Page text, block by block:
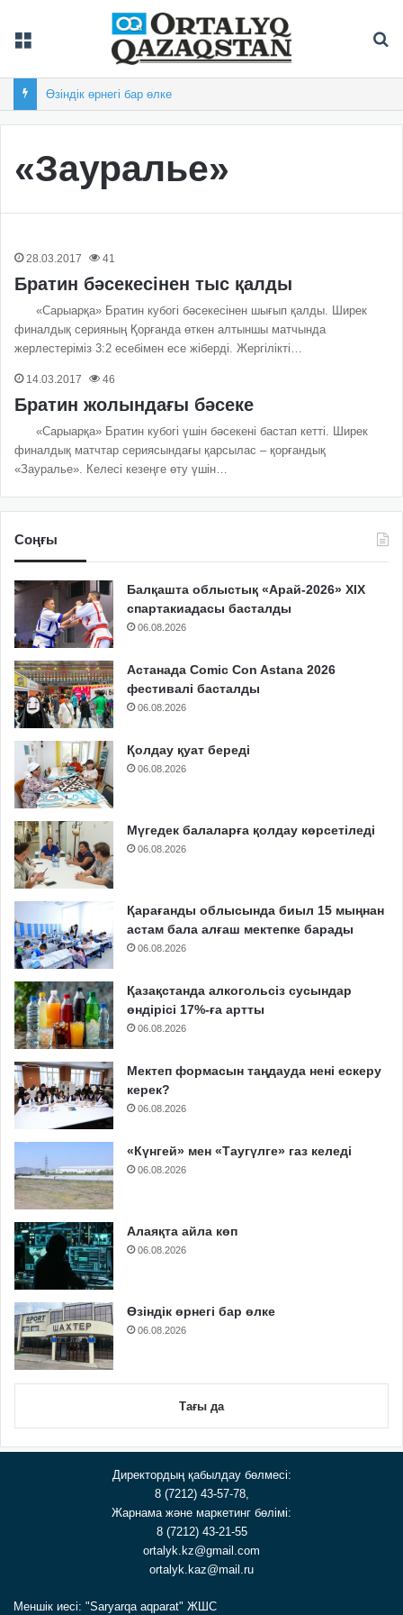
Өзіндік өрнегі бар өлке
«Зауралье»
28.03.2017 41
Братин бәсекесінен тыс қалды
«Сарыарқа» Братин кубогі бәсекесінен шығып қалды. Ширек
финалдық серияның Қорғанда өткен алтыншы матчында
жерлестеріміз 3:2 есебімен есе жіберді. Жергілікті…
14.03.2017 46
Братин жолындағы бәсеке
«Сарыарқа» Братин кубогі үшін бәсекені бастап кетті. Ширек
финалдық матчтар сериясындағы қарсылас – қорғандық
«Зауралье». Келесі кезеңге өту үшін…
Соңғы
Балқашта облыстық «Арай-2026» XIX
спартакиадасы басталды
06.08.2026
Астанада Comic Con Astana 2026
фестивалі басталды
06.08.2026
Қолдау қуат береді
06.08.2026
Мүгедек балаларға қолдау көрсетіледі
06.08.2026
Қарағанды облысында биыл 15 мыңнан
астам бала алғаш мектепке барады
06.08.2026
Қазақстанда алкогольсіз сусындар
өндірісі 17%-ға артты
06.08.2026
Мектеп формасын таңдауда нені ескеру
керек?
06.08.2026
«Күнгей» мен «Таугүлге» газ келеді
06.08.2026
Алаяқта айла көп
06.08.2026
Өзіндік өрнегі бар өлке
06.08.2026
Тағы да
Директордың қабылдау бөлмесі:
8 (7212) 43-57-78,
Жарнама және маркетинг бөлімі:
8 (7212) 43-21-55
ortalyk.kz@gmail.com
ortalyk.kaz@mail.ru
Меншік иесі: "Saryarqa aqparat" ЖШС